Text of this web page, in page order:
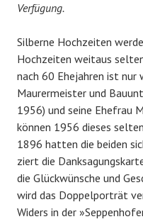
Verfügung.
Silberne Hochzeiten
Hochzeiten weitaus
nach 60 Ehejahren ist nur
Maurermeister und
1956) und seine Ehefrau
können 1956 dieses
1896 hatten die beiden
ziert die
die Glückwünsche und
wird das Doppelporträt
Widers in der